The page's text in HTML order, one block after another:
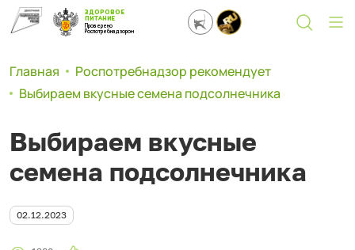
ЗДОРОВОЕ
ПИТАНИЕ
Проверено
Роспотребнадзором
Главная
Роспотребнадзор рекомендует
Выбираем вкусные семена подсолнечника
Выбираем вкусные
семена подсолнечника
02.12.2023